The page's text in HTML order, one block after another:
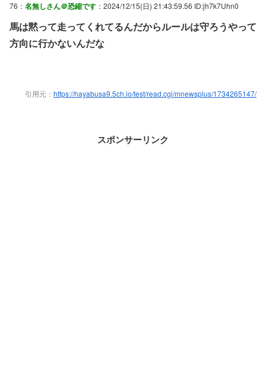
76： 名無しさん＠恐縮です ：2024/12/15(日) 21:43:59.56 ID:jh7k7Uhn0
馬は黙って走ってくれてるんだからルールは守ろうやって
方向に行かないんだな
引用元： https://hayabusa9.5ch.io/test/read.cgi/mnewsplus/1734265147/
スポンサーリンク